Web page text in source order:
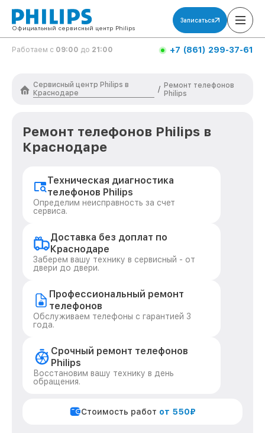
Официальный сервисный центр Philips
Записаться
Работаем с 09:00 до 21:00 +7 (861) 299-37-61
Сервисный центр Philips в
Краснодаре
/ Ремонт телефонов
Philips
Ремонт телефонов Philips в
Краснодаре
Техническая диагностика
телефонов Philips
Определим неисправность за счет
сервиса.
Доставка без доплат по
Краснодаре
Заберем вашу технику в сервисный - от
двери до двери.
Профессиональный ремонт
телефонов
Обслуживаем телефоны с гарантией 3
года.
Срочный ремонт телефонов
Philips
Восстановим вашу технику в день
обращения.
Стоимость работ от 550₽